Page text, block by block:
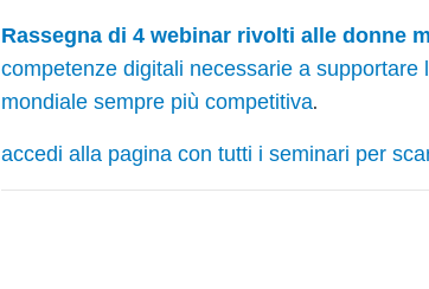
Rassegna di 4 webinar rivolti alle donne
competenze digitali necessarie a
mondiale sempre più competitiva.
accedi alla pagina con tutti i seminari per